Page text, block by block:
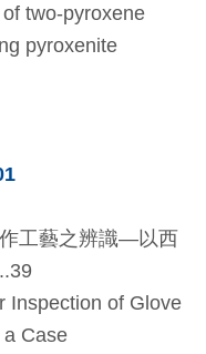
two-pyroxene
pyroxenite
工藝之辨識—以西
Inspection of Glove
Case